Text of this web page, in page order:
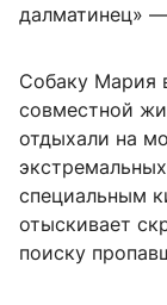
далматинец»
Собаку Мария
совместной
отдыхали на
специальным
отыскивает
поиску